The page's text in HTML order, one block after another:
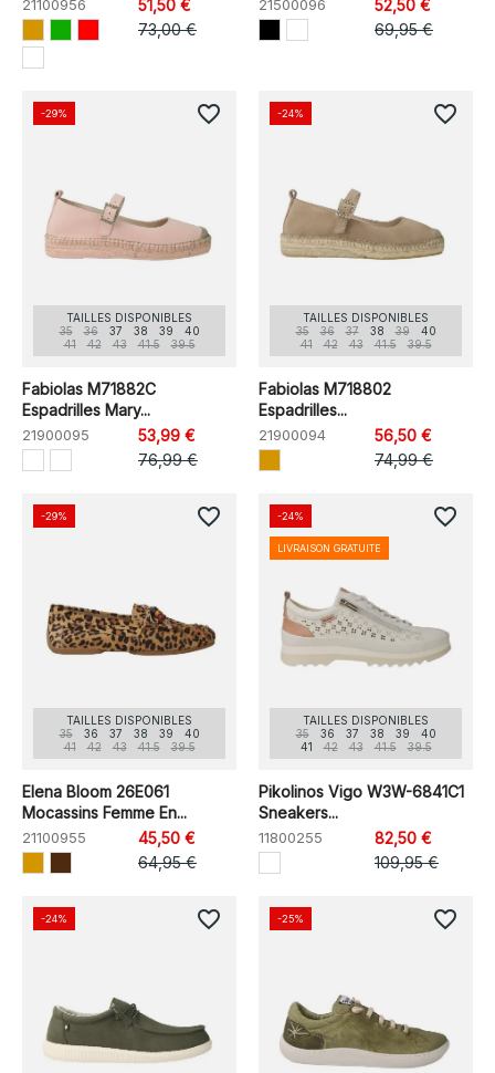
21100956
51,50 €
73,00 €
21500096
52,50 €
69,95 €
TAILLES DISPONIBLES
35
36 37 38 39
40
41
42 43 41.5 39.5
Fabiolas M71882C
Espadrilles Mary...
21900095
53,99 €
76,99 €
-29% favorite_border
TAILLES DISPONIBLES
35
36 37 38 39
40
41
42 43 41.5 39.5
Fabiolas M718802
Espadrilles...
21900094
56,50 €
74,99 €
-24% favorite_border
TAILLES DISPONIBLES
35
36 37 38 39
40
41
42 43 41.5 39.5
Elena Bloom 26E061
Mocassins Femme En...
21100955
45,50 €
64,95 €
-29% favorite_border
TAILLES DISPONIBLES
35
36 37 38 39
40
41
42 43 41.5 39.5
Pikolinos Vigo W3W-6841C1
Sneakers...
11800255
82,50 €
109,95 €
-24%
LIVRAISON GRATUITE
favorite_border
-24% favorite_border -25% favorite_border